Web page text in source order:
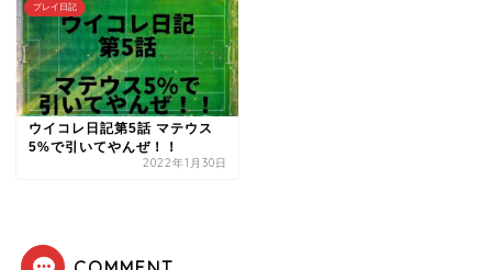
プレイ日記
ウイコレ日記第5話 マテウス
5%で引いてやんぜ！！
2022年1月30日